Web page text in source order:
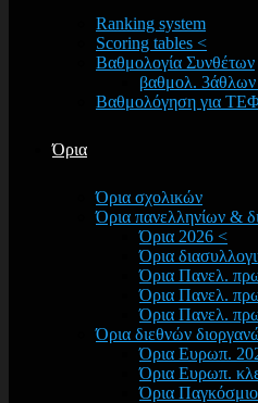
Ranking system
Scoring tables <
Βαθμολογία Συνθέτων
βαθμολ.
Βαθμολόγηση για
Όρια
Όρια σχολικών
Όρια πανελληνίων &
Όρια 2026 <
Όρια
Όρια Πανελ.
Όρια Πανελ.
Όρια Πανελ.
Όρια διεθνών
Όρια Ευρωπ.
Όρια Ευρωπ.
Όρια